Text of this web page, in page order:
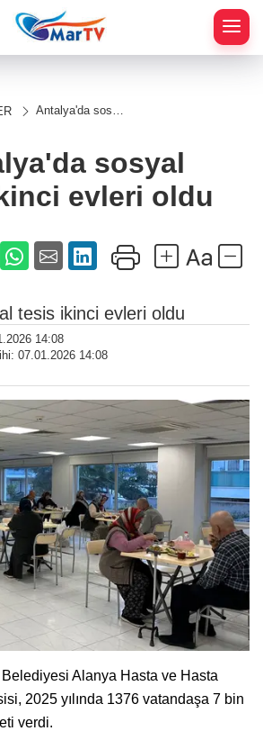
Antalya'da sosyal
sosyal
evleri oldu
tesis ikinci evleri oldu
14:08
07.01.2026 14:08
Alanya Hasta ve Hasta
2025 yılında 1376 vatandaşa 7 bin
verdi.